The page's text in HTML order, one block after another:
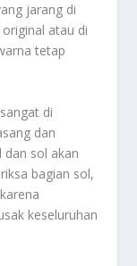
jarang di
atau di
tetap
di
dan
sol akan
bagian sol,
keseluruhan